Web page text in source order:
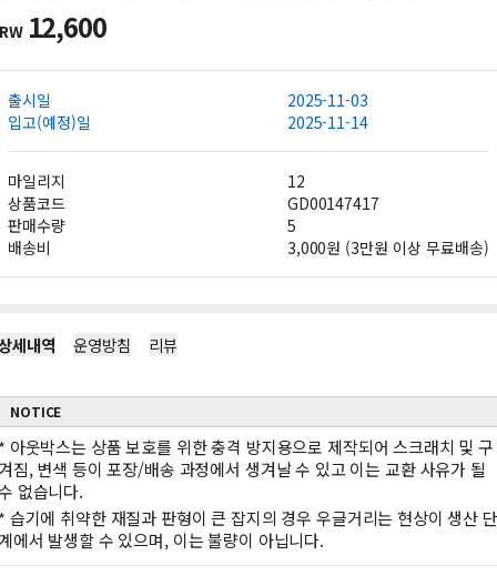
12,600
출시일
2025-11-03
입고(예정)일
2025-11-14
마일리지
12
상품코드
GD00147417
판매수량
5
배송비
3,000원 (3만원 이상 무료배송)
세내역 운영방침 리뷰
NOTICE
아웃박스는 상품 보호를 위한 충격 방지용으로 제작되어 스크래치 및 구
짐, 변색 등이 포장/배송 과정에서 생겨날 수 있고 이는 교환 사유가 될
없습니다.
습기에 취약한 재질과 판형이 큰 잡지의 경우 우글거리는 현상이 생산 단
에서 발생할 수 있으며, 이는 불량이 아닙니다.